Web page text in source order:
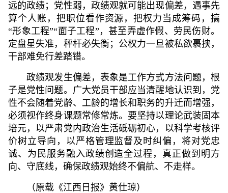
远的政绩；党性弱，政绩观就可能出现偏差，遇事先
算个人账，把职位看作资源，把权力当成筹码，搞
“形象工程”“面子工程”，甚至弄虚作假、劳民伤财。
定盘星失准，秤杆必失衡；公权力一旦被私欲裹挟，
干部难免行差踏错。
政绩观发生偏差，表象是工作方式方法问题，根
子是党性问题。广大党员干部应当清醒地认识到，党
性不会随着党龄、工龄的增长和职务的升迁而增强，
必须视作终身课题常修常炼。要坚持以理论武装固本
培元，以严肃党内政治生活砥砺初心，以科学考核评
价树立导向，以严格管理监督及时纠偏，将对党忠
诚、为民服务融入政绩创造全过程，真正做到明方
向、守底线，确保政绩观始终不偏航、不走样。
（原载《江西日报》 黄仕琼）